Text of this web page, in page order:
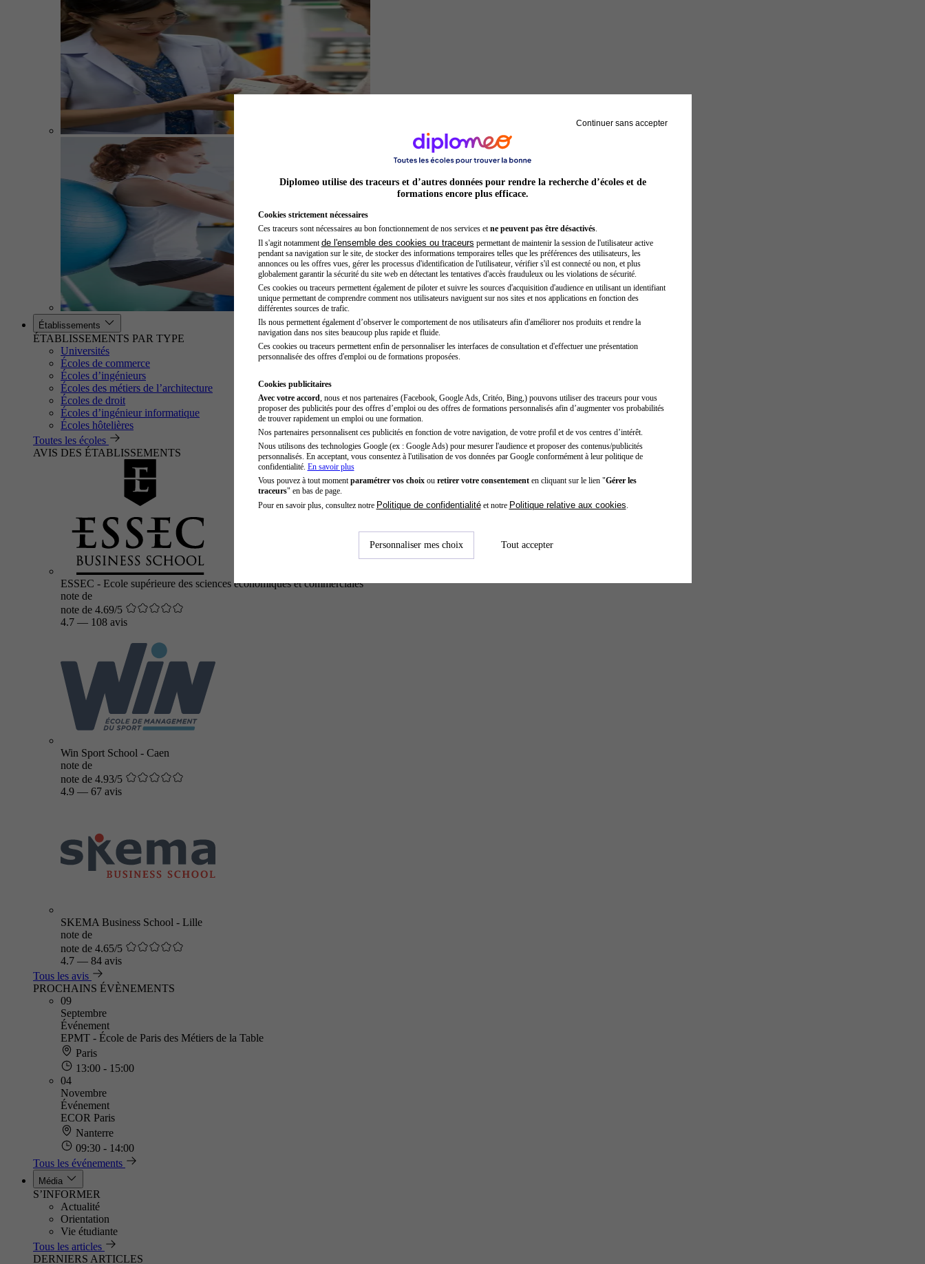
Préparateur en pharmacie
Établissements
ÉTABLISSEMENTS PAR TYPE
Universités
Écoles de commerce
Écoles d’ingénieurs
Écoles des métiers de l’architecture
Écoles de droit
Écoles d’ingénieur informatique
Écoles hôtelières
Toutes les écoles
AVIS DES ÉTABLISSEMENTS
ESSEC - Ecole supérieure des sciences économiques et commerciales
note de
note de 4.69/5
4.7 — 108 avis
Win Sport School - Caen
note de
note de 4.93/5
4.9 — 67 avis
SKEMA Business School - Lille
note de
note de 4.65/5
4.7 — 84 avis
Tous les avis
PROCHAINS ÉVÈNEMENTS
09
Septembre
Événement
EPMT - École de Paris des Métiers de la Table
Paris
13:00 - 15:00
04
Novembre
Événement
ECOR Paris
Nanterre
09:30 - 14:00
Tous les événements
Média
S’INFORMER
Actualité
Orientation
Vie étudiante
Tous les articles
DERNIERS ARTICLES
Continuer sans accepter
Diplomeo utilise des traceurs et d’autres données pour rendre la recherche d’écoles et de
formations encore plus efficace.
Cookies strictement nécessaires
Ces traceurs sont nécessaires au bon fonctionnement de nos services et ne peuvent pas être désactivés.
Il s'agit notamment de l'ensemble des cookies ou traceurs permettant de maintenir la session de l'utilisateur active
pendant sa navigation sur le site, de stocker des informations temporaires telles que les préférences des utilisateurs, les
annonces ou les offres vues, gérer les processus d'identification de l'utilisateur, vérifier s'il est connecté ou non, et plus
globalement garantir la sécurité du site web en détectant les tentatives d'accès frauduleux ou les violations de sécurité.
Ces cookies ou traceurs permettent également de piloter et suivre les sources d'acquisition d'audience en utilisant un identifiant
unique permettant de comprendre comment nos utilisateurs naviguent sur nos sites et nos applications en fonction des
différentes sources de trafic.
Ils nous permettent également d’observer le comportement de nos utilisateurs afin d'améliorer nos produits et rendre la
navigation dans nos sites beaucoup plus rapide et fluide.
Ces cookies ou traceurs permettent enfin de personnaliser les interfaces de consultation et d'effectuer une présentation
personnalisée des offres d'emploi ou de formations proposées.
Cookies publicitaires
Avec votre accord , nous et nos partenaires (Facebook, Google Ads, Critéo, Bing,) pouvons utiliser des traceurs pour vous
proposer des publicités pour des offres d’emploi ou des offres de formations personnalisés afin d’augmenter vos probabilités
de trouver rapidement un emploi ou une formation.
Nos partenaires personnalisent ces publicités en fonction de votre navigation, de votre profil et de vos centres d’intérêt.
Nous utilisons des technologies Google (ex : Google Ads) pour mesurer l'audience et proposer des contenus/publicités
personnalisés. En acceptant, vous consentez à l'utilisation de vos données par Google conformément à leur politique de
confidentialité. En savoir plus
Vous pouvez à tout moment paramétrer vos choixou retirer votre consentementen cliquant sur le lien "Gérer les
traceurs" en bas de page.
Pour en savoir plus, consultez notre Politique de confidentialitéet notre Politique relative aux cookies
Personnaliser mes choix Tout accepter